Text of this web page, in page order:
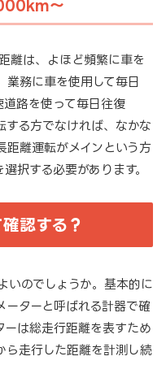
〜
離は、よほど頻繁に車を
業務に車を使用して毎日
路を使って毎日往復
る方でなければ、なかな
距離運転がメインという方
択する必要があります。
認する？
いのでしょうか。基本的に
ーターと呼ばれる計器で確
ーは総走行距離を表すため
ら走行した距離を計測し続